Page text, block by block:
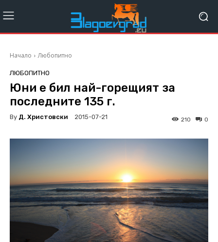
Начало Любопитно
ЛЮБОПИТНО
Юни е бил най-горещият за
последните 135 г.
By Д. Христовски 2015-07-21 0
210